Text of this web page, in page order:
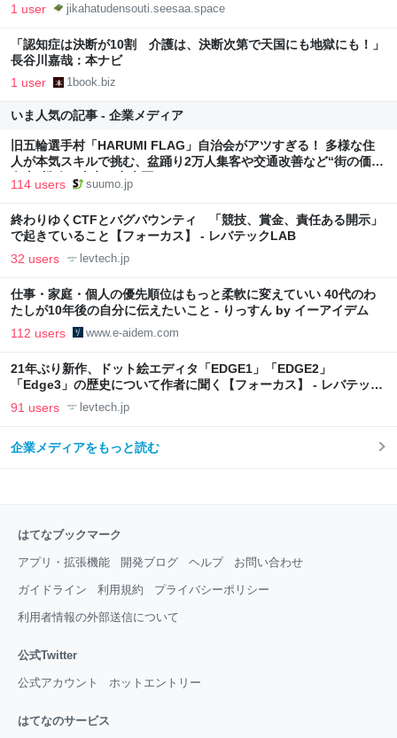
1 user jikahatudensouti.seesaa.space
「認知症は決断が10割 介護は、決断次第で天国にも地獄にも！」
長谷川嘉哉：本ナビ
1 user 1book.biz
いま人気の記事 - 企業メディア
旧五輪選手村「HARUMI FLAG」自治会がアツすぎる！ 多様な住
人が本気スキルで挑む、盆踊り2万人集客や交通改善など“街の価値
向上”戦略 東京・中央区
114 users suumo.jp
終わりゆくCTFとバグバウンティ 「競技、賞金、責任ある開示」
で起きていること【フォーカス】 - レバテックLAB
32 users levtech.jp
仕事・家庭・個人の優先順位はもっと柔軟に変えていい 40代のわ
たしが10年後の自分に伝えたいこと - りっすん by イーアイデム
112 users www.e-aidem.com
21年ぶり新作、ドット絵エディタ「EDGE1」「EDGE2」
「Edge3」の歴史について作者に聞く【フォーカス】 - レバテック
LAB
91 users levtech.jp
企業メディアをもっと読む
はてなブックマーク
アプリ・拡張機能 開発ブログ ヘルプ お問い合わせ
ガイドライン 利用規約 プライバシーポリシー
利用者情報の外部送信について
公式Twitter
公式アカウント ホットエントリー
はてなのサービス